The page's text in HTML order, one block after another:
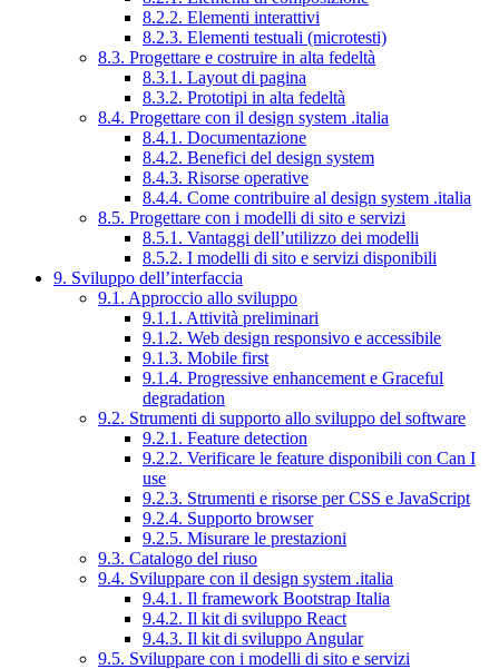
8.2.2. Elementi interattivi
8.2.3. Elementi testuali (microtesti)
8.3. Progettare e costruire in alta fedeltà
8.3.1. Layout di pagina
8.3.2. Prototipi in alta fedeltà
8.4. Progettare con il design system .italia
8.4.1. Documentazione
8.4.2. Benefici del design system
8.4.3. Risorse operative
8.4.4. Come contribuire al design system .italia
8.5. Progettare con i modelli di sito e servizi
8.5.1. Vantaggi dell’utilizzo dei modelli
8.5.2. I modelli di sito e servizi disponibili
9. Sviluppo dell’interfaccia
9.1. Approccio allo sviluppo
9.1.1. Attività preliminari
9.1.2. Web design responsivo e accessibile
9.1.3. Mobile first
9.1.4. Progressive enhancement e Graceful
degradation
9.2. Strumenti di supporto allo sviluppo del software
9.2.1. Feature detection
9.2.2. Verificare le feature disponibili con Can I
use
9.2.3. Strumenti e risorse per CSS e JavaScript
9.2.4. Supporto browser
9.2.5. Misurare le prestazioni
9.3. Catalogo del riuso
9.4. Sviluppare con il design system .italia
9.4.1. Il framework Bootstrap Italia
9.4.2. Il kit di sviluppo React
9.4.3. Il kit di sviluppo Angular
9.5. Sviluppare con i modelli di sito e servizi